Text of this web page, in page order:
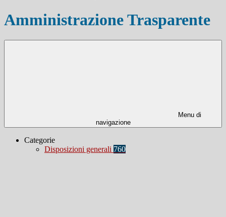
Amministrazione Trasparente
Menu di
navigazione
Categorie
Disposizioni generali 760